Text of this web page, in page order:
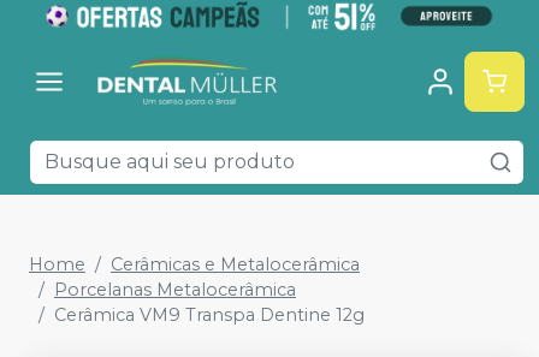
Home
Cerâmicas e Metalocerâmica
Porcelanas Metalocerâmica
Cerâmica VM9 Transpa Dentine 12g